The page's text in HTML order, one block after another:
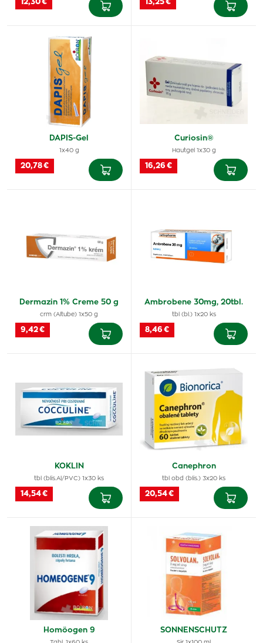
12,30 € 13,25 €
DAPIS-Gel
1x40 g
20,78 €
Curiosin®
Hautgel 1x30 g
16,26 €
Dermazin 1% Creme 50 g
crm (Altube) 1x50 g
9,42 €
Ambrobene 30mg, 20tbl.
tbl (bl.) 1x20 ks
8,46 €
KOKLIN
tbl (blis.Al/PVC) 1x30 ks
14,54 €
Canephron
tbl obd (blis.) 3x20 ks
20,54 €
Homöogen 9 SONNENSCHUTZ